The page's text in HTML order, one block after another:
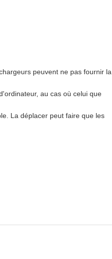
peuvent ne pas fournir la
au cas où celui que
La déplacer peut faire que les